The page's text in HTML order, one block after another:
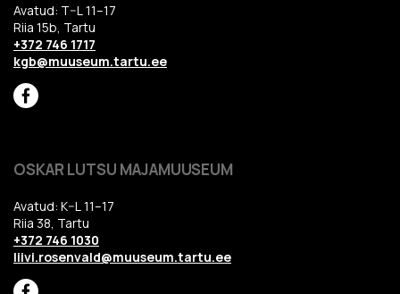
Avatud: T–L 11–17
Riia 15b, Tartu
+372 746 1717
kgb@muuseum.tartu.ee
OSKAR LUTSU MAJAMUUSEUM
Avatud: K–L 11–17
Riia 38, Tartu
+372 746 1030
liivi.rosenvald@muuseum.tartu.ee